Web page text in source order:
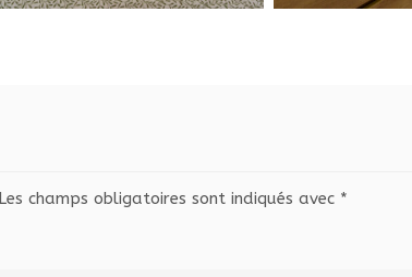
Les champs obligatoires sont indiqués avec *